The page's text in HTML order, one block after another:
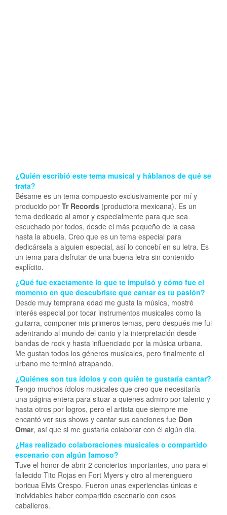
¿Quién escribió este tema musical y háblanos de qué se
trata?
Bésame es un tema compuesto exclusivamente por mí y
producido por Tr Records (productora mexicana). Es un
tema dedicado al amor y especialmente para que sea
escuchado por todos, desde el más pequeño de la casa
hasta la abuela. Creo que es un tema especial para
dedicársela a alguien especial, así lo concebí en su letra. Es
un tema para disfrutar de una buena letra sin contenido
explícito.
¿Qué fue exactamente lo que te impulsó y cómo fue el
momento en que descubriste que cantar es tu pasión?
Desde muy temprana edad me gusta la música, mostré
interés especial por tocar instrumentos musicales como la
guitarra, componer mis primeros temas, pero después me fui
adentrando al mundo del canto y la interpretación desde
bandas de rock y hasta influenciado por la música urbana.
Me gustan todos los géneros musicales, pero finalmente el
urbano me terminó atrapando.
¿Quiénes son tus ídolos y con quién te gustaría cantar?
Tengo muchos ídolos musicales que creo que necesitaría
una página entera para situar a quienes admiro por talento y
hasta otros por logros, pero el artista que siempre me
encantó ver sus shows y cantar sus canciones fue Don
Omar, así que si me gustaría colaborar con él algún día.
¿Has realizado colaboraciones musicales o compartido
escenario con algún famoso?
Tuve el honor de abrir 2 conciertos importantes, uno para el
fallecido Tito Rojas en Fort Myers y otro al merenguero
boricua Elvis Crespo. Fueron unas experiencias únicas e
inolvidables haber compartido escenario con esos
caballeros.